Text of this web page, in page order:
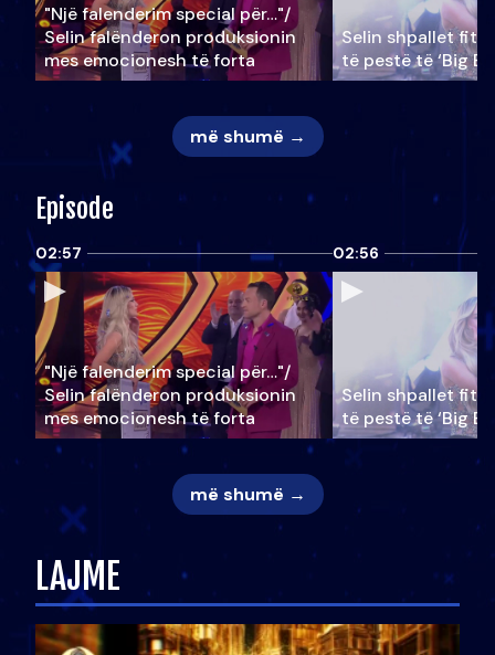
"Një falenderim special për…"/
Selin falënderon produksionin
mes emocionesh të forta
Selin shpallet
të pestë të ‘Big
më shumë →
Episode
02:57
"Një falenderim special për…"/
Selin falënderon produksionin
mes emocionesh të forta
02:56
Selin shpallet
të pestë të ‘Big
më shumë →
LAJME